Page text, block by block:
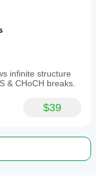
infinite structure
& CHoCH breaks.
$39